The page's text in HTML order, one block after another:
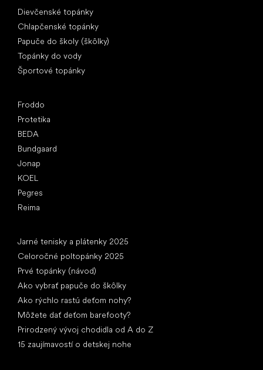
Dievčenské topánky
Chlapčenské topánky
Papuče do školy (škôlky)
Topánky do vody
Športové topánky
Froddo
Protetika
BEDA
Bundgaard
Jonap
KOEL
Pegres
Reima
Jarné tenisky a plátenky 2025
Celoročné poltopánky 2025
Prvé topánky (návod)
Ako vybrať papuče do škôlky
Ako rýchlo rastú deťom nohy?
Môžete dať deťom barefooty?
Prirodzený vývoj chodidla od A do Z
15 zaujímavostí o detskej nohe